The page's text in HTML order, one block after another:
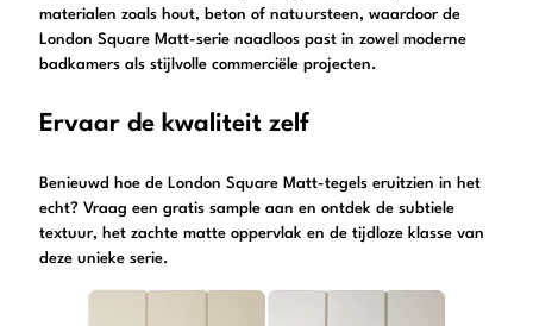
materialen zoals hout, beton of natuursteen, waardoor de
London Square Matt-serie naadloos past in zowel moderne
badkamers als stijlvolle commerciële projecten.
Ervaar de kwaliteit zelf
Benieuwd hoe de London Square Matt-tegels eruitzien in het
echt? Vraag een gratis sample aan en ontdek de subtiele
textuur, het zachte matte oppervlak en de tijdloze klasse van
deze unieke serie.